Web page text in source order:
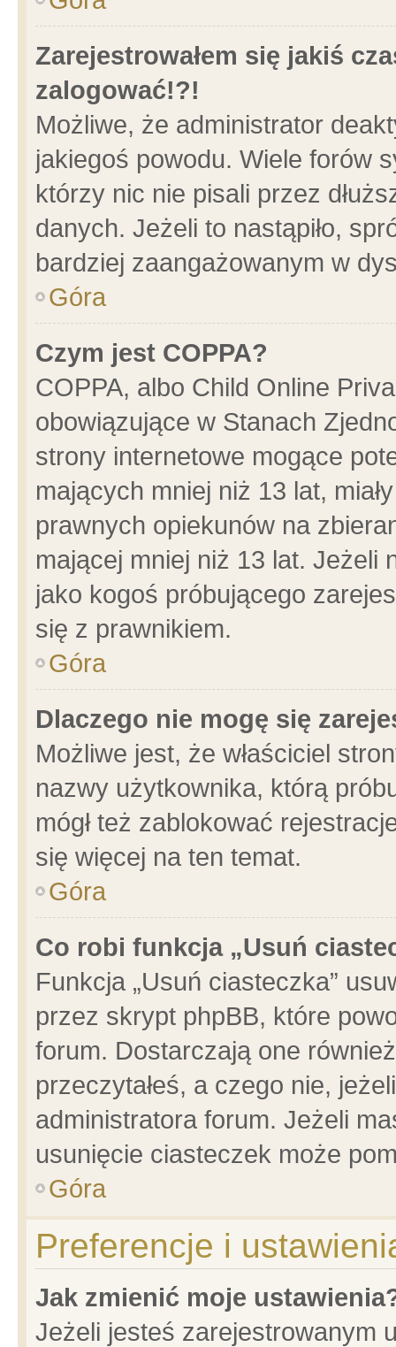
Zarejestrowałem się jakiś
zalogować!?!
Możliwe, że administrator
jakiegoś powodu. Wiele forów
którzy nic nie pisali przez
danych. Jeżeli to nastąpiło,
bardziej zaangażowanym w
Góra
Czym jest COPPA?
COPPA, albo Child Online
obowiązujące w Stanach
strony internetowe mogące
mających mniej niż 13 lat,
prawnych opiekunów na
mającej mniej niż 13 lat. Jeżeli
jako kogoś próbującego
się z prawnikiem.
Góra
Dlaczego nie mogę się
Możliwe jest, że właściciel
nazwy użytkownika, którą
mógł też zablokować
się więcej na ten temat.
Góra
Co robi funkcja „Usuń
Funkcja „Usuń ciasteczka”
przez skrypt phpBB, które
forum. Dostarczają one
przeczytałeś, a czego nie,
administratora forum. Jeżeli
usunięcie ciasteczek może
Góra
Preferencje i
Jak zmienić moje
Jeżeli jesteś zarejestrowanym